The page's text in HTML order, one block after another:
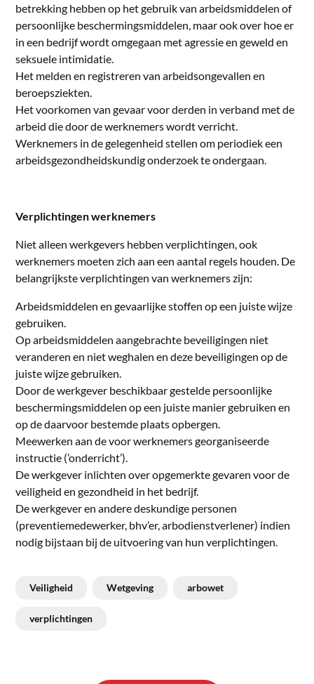
betrekking hebben op het gebruik van arbeidsmiddelen of
persoonlijke beschermingsmiddelen, maar ook over hoe er
in een bedrijf wordt omgegaan met agressie en geweld en
seksuele intimidatie.
Het melden en registreren van arbeidsongevallen en
beroepsziekten.
Het voorkomen van gevaar voor derden in verband met de
arbeid die door de werknemers wordt verricht.
Werknemers in de gelegenheid stellen om periodiek een
arbeidsgezondheidskundig onderzoek te ondergaan.
Verplichtingen werknemers
Niet alleen werkgevers hebben verplichtingen, ook
werknemers moeten zich aan een aantal regels houden. De
belangrijkste verplichtingen van werknemers zijn:
Arbeidsmiddelen en gevaarlijke stoffen op een juiste wijze
gebruiken.
Op arbeidsmiddelen aangebrachte beveiligingen niet
veranderen en niet weghalen en deze beveiligingen op de
juiste wijze gebruiken.
Door de werkgever beschikbaar gestelde persoonlijke
beschermingsmiddelen op een juiste manier gebruiken en
op de daarvoor bestemde plaats opbergen.
Meewerken aan de voor werknemers georganiseerde
instructie (’onderricht’).
De werkgever inlichten over opgemerkte gevaren voor de
veiligheid en gezondheid in het bedrijf.
De werkgever en andere deskundige personen
(preventiemedewerker, bhv’er, arbodienstverlener) indien
nodig bijstaan bij de uitvoering van hun verplichtingen.
Veiligheid Wetgeving arbowet
verplichtingen